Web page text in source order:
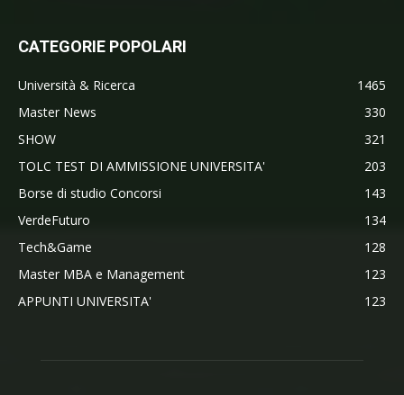
CATEGORIE POPOLARI
Università & Ricerca
1465
Master News
330
SHOW
321
TOLC TEST DI AMMISSIONE UNIVERSITA'
203
Borse di studio Concorsi
143
VerdeFuturo
134
Tech&Game
128
Master MBA e Management
123
APPUNTI UNIVERSITA'
123